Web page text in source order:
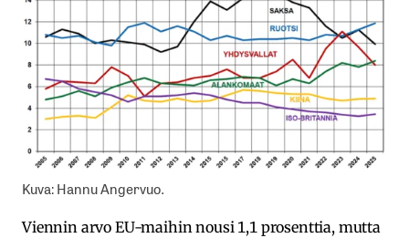
Kuva: Hannu Angervuo.
Viennin arvo EU-maihin nousi 1,1 prosenttia, mutta